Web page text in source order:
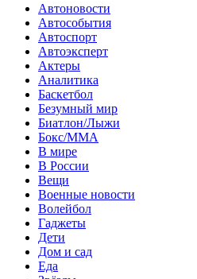
Автоновости
Автособытия
Автоспорт
Автоэксперт
Актеры
Аналитика
Баскетбол
Безумный мир
Биатлон/Лыжи
Бокс/MMA
В мире
В России
Вещи
Военные новости
Волейбол
Гаджеты
Дети
Дом и сад
Еда